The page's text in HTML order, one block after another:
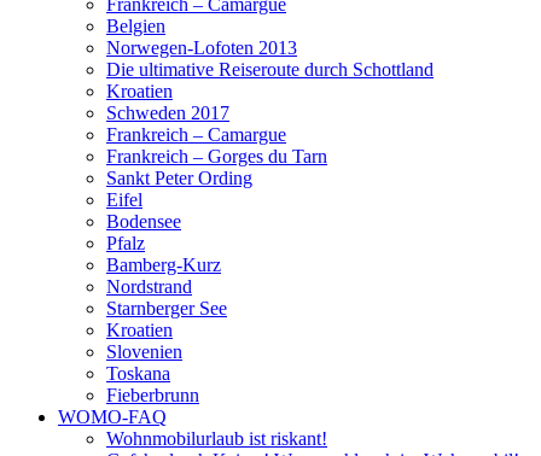
Belgien
Norwegen-Lofoten 2013
Die ultimative Reiseroute durch Schottland
Kroatien
Schweden 2017
Frankreich – Camargue
Frankreich – Gorges du Tarn
Sankt Peter Ording
Eifel
Bodensee
Pfalz
Bamberg-Kurz
Nordstrand
Starnberger See
Kroatien
Slovenien
Toskana
Fieberbrunn
WOMO-FAQ
Wohnmobilurlaub ist riskant!